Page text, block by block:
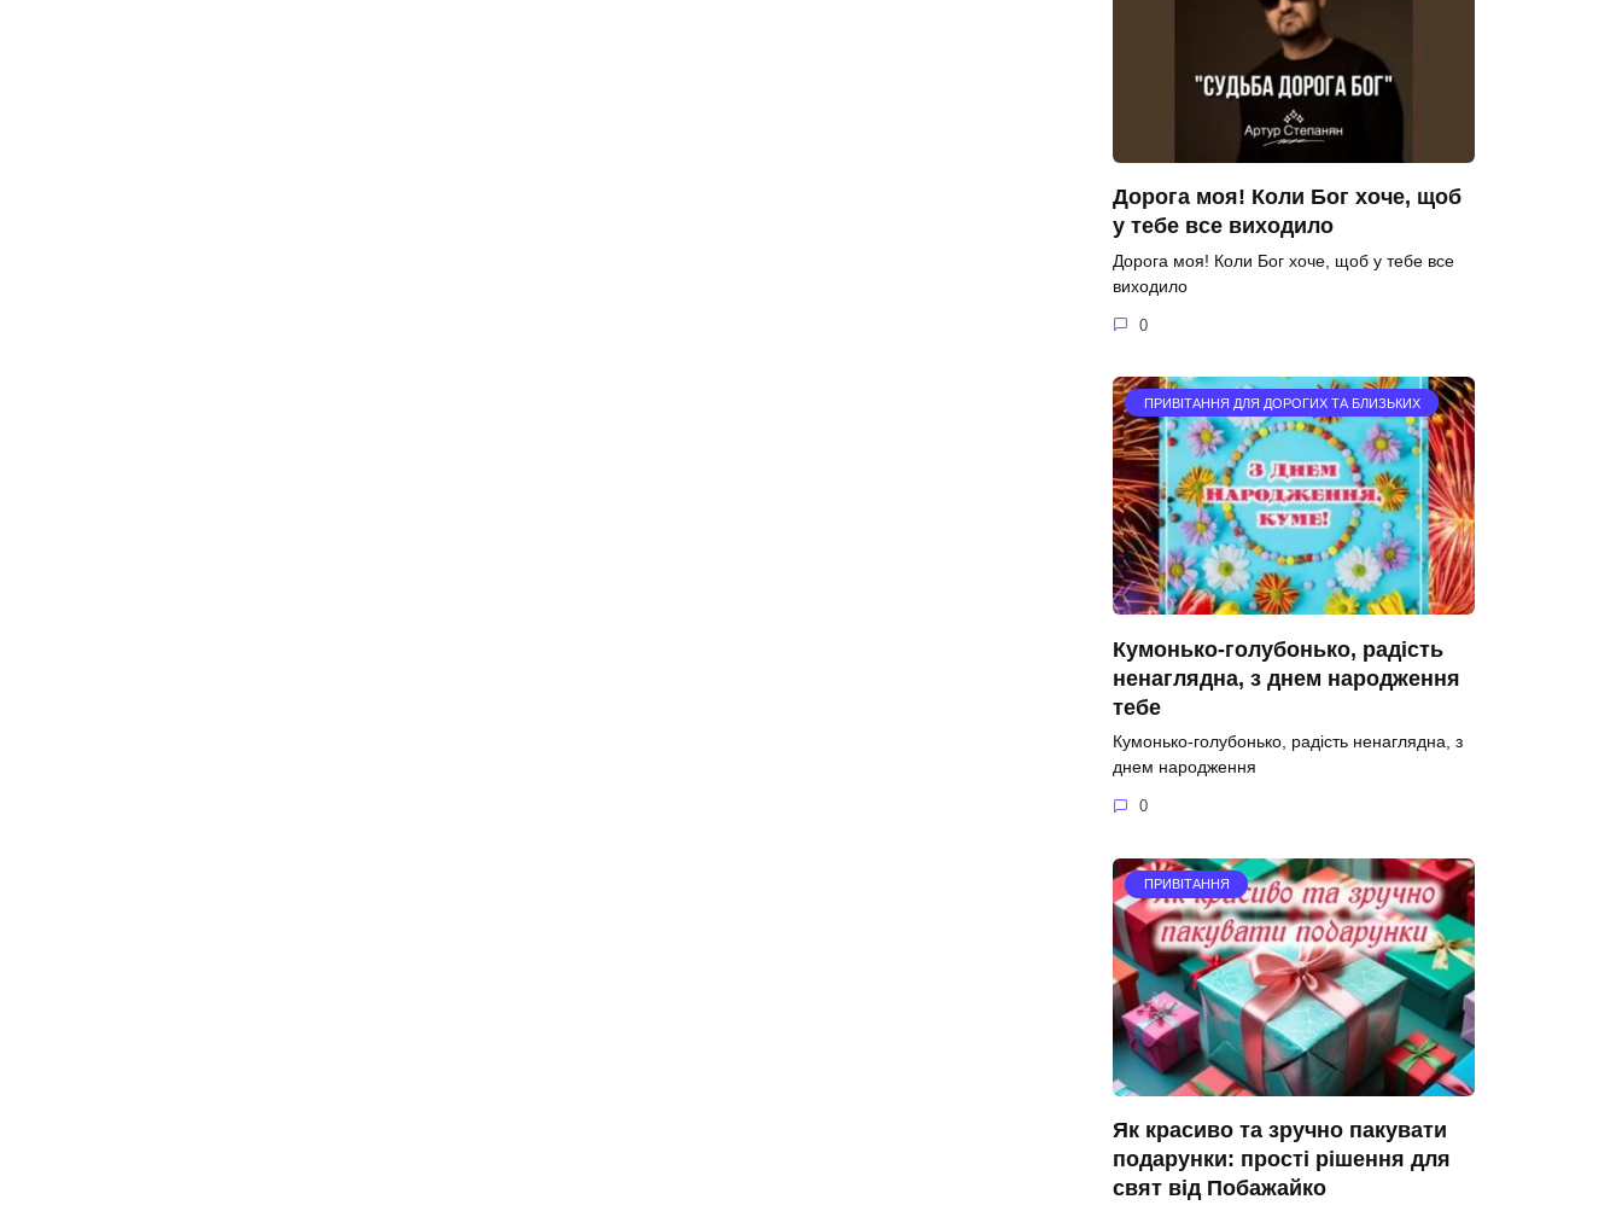
Дорога моя! Коли Бог хоче, щоб
у тебе все виходило
Дорога моя! Коли Бог хоче, щоб у тебе все
виходило
0
ПРИВІТАННЯ ДЛЯ ДОРОГИХ ТА БЛИЗЬКИХ
Кумонько-голубонько, радість
ненаглядна, з днем народження
тебе
Кумонько-голубонько, радість ненаглядна, з
днем народження
0
ПРИВІТАННЯ
Як красиво та зручно пакувати
подарунки: прості рішення для
свят від Побажайко